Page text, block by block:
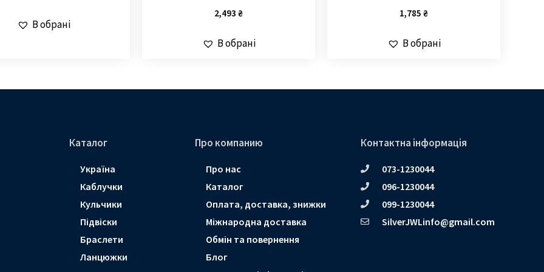
В обрані
2,493 ₴
В обрані
1,785 ₴
В обрані
Каталог
Україна
Каблучки
Кульчики
Підвіски
Браслети
Ланцюжки
Про компанию
Про нас
Каталог
Оплата, доставка, знижки
Мiжнародна доставка
Обмін та повернення
Блог
Контактна інформація
073-1230044
096-1230044
099-1230044
SilverJWLinfo@gmail.com